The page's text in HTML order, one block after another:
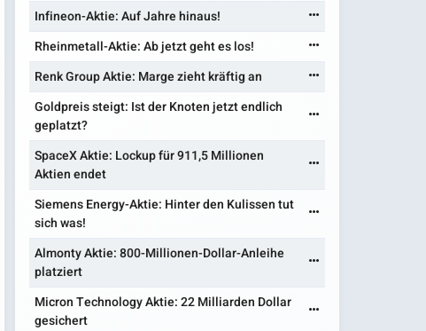
Infineon-Aktie: Auf Jahre hinaus!
Rheinmetall-Aktie: Ab jetzt geht es los!
Renk Group Aktie: Marge zieht kräftig an
Goldpreis steigt: Ist der Knoten jetzt endlich
geplatzt?
SpaceX Aktie: Lockup für 911,5 Millionen
Aktien endet
Siemens Energy-Aktie: Hinter den Kulissen tut
sich was!
Almonty Aktie: 800-Millionen-Dollar-Anleihe
platziert
Micron Technology Aktie: 22 Milliarden Dollar
gesichert